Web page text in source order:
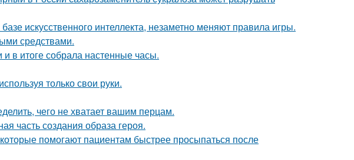
искусственного интеллекта, незаметно меняют правила игры.
средствами.
в итоге собрала настенные часы.
только свои руки.
чего не хватает вашим перцам.
часть создания образа героя.
помогают пациентам быстрее просыпаться после